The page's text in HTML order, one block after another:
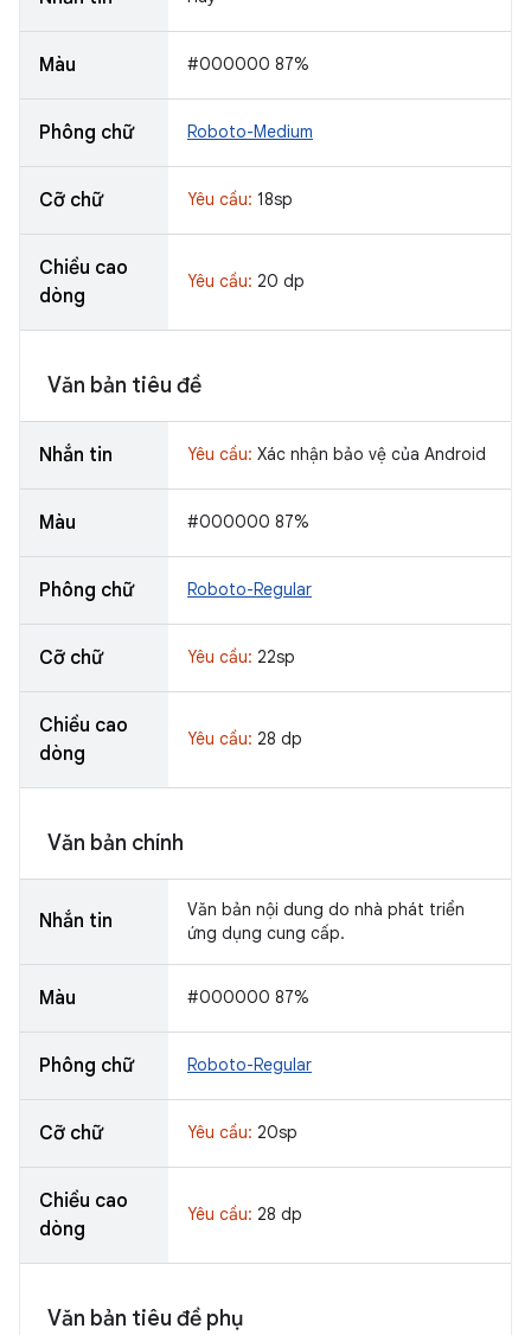
Màu #000000 87%
Phông chữ Roboto-Medium
Cỡ chữ Yêu cầu: 18sp
Chiều cao
dòng
Yêu cầu: 20 dp
Văn bản tiêu đề
Nhắn tin Yêu cầu: Xác nhận bảo vệ của Android
Màu #000000 87%
Phông chữ Roboto-Regular
Cỡ chữ Yêu cầu: 22sp
Chiều cao
dòng
Yêu cầu: 28 dp
Văn bản chính
Nhắn tin
Văn bản nội dung do nhà phát triển
ứng dụng cung cấp.
Màu #000000 87%
Phông chữ Roboto-Regular
Cỡ chữ Yêu cầu: 20sp
Chiều cao
dòng
Yêu cầu: 28 dp
Văn bản tiêu đề phụ